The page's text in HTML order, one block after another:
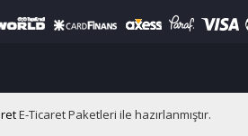
E-Ticaret Paketleri ile hazırlanmıştır.